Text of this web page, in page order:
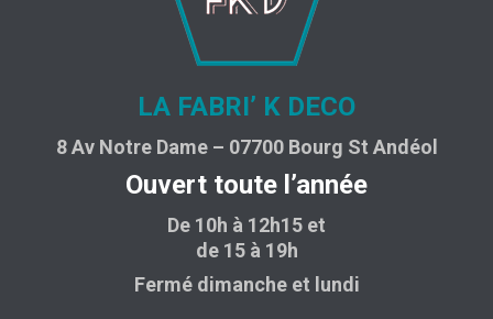
LA FABRI’ K DECO
8 Av Notre Dame – 07700 Bourg St Andéol
Ouvert toute l’année
De 10h à 12h15 et
de 15 à 19h
Fermé dimanche et lundi